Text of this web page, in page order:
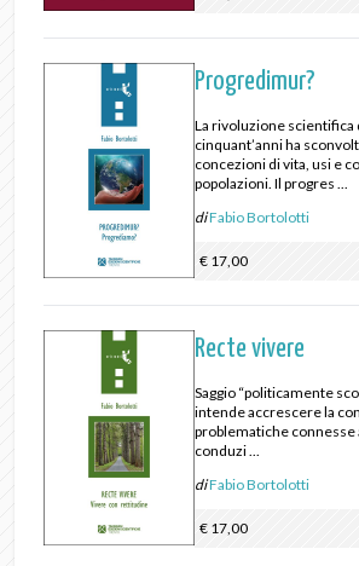
Progredimur?
La rivoluzione scientifica
cinquant’anni ha
concezioni di vita, usi e
popolazioni. Il progres ...
diFabio Bortolotti
€ 17,00
Recte vivere
Saggio “politicamente
intende accrescere la
problematiche connesse
conduzi ...
diFabio Bortolotti
€ 17,00